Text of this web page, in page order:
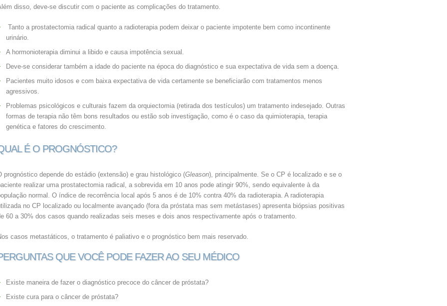
disso, deve-se discutir com o paciente as complicações do tratamento.
Tanto a prostatectomia radical quanto a radioterapia podem deixar o paciente impotente bem como incontinente
urinário.
A hormonioterapia diminui a libido e causa impotência sexual.
Deve-se considerar também a idade do paciente na época do diagnóstico e sua expectativa de vida sem a doença.
Pacientes muito idosos e com baixa expectativa de vida certamente se beneficiarão com tratamentos menos
agressivos.
Problemas psicológicos e culturais fazem da orquiectomia (retirada dos testículos) um tratamento indesejado. Outras
formas de terapia não têm bons resultados ou estão sob investigação, como é o caso da quimioterapia, terapia
genética e fatores do crescimento.
É O PROGNÓSTICO?
prognóstico depende do estádio (extensão) e grau histológico (Gleason), principalmente. Se o CP é localizado e se o
realizar uma prostatectomia radical, a sobrevida em 10 anos pode atingir 90%, sendo equivalente à da
normal. O índice de recorrência local após 5 anos é de 10% contra 40% da radioterapia. A radioterapia
no CP localizado ou localmente avançado (fora da próstata mas sem metástases) apresenta biópsias positivas
60 a 30% dos casos quando realizadas seis meses e dois anos respectivamente após o tratamento.
casos metastáticos, o tratamento é paliativo e o prognóstico bem mais reservado.
QUE VOCÊ PODE FAZER AO SEU MÉDICO
Existe maneira de fazer o diagnóstico precoce do câncer de próstata?
Existe cura para o câncer de próstata?